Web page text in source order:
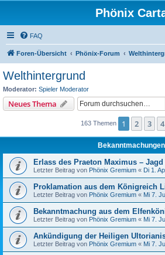
Phönix
FAQ
Foren-Übersicht Phönix-Forum
Welthintergrund
Moderator: Spieler Moderator
Neues Thema
163 Themen 1 2 3 4
Bekanntmachungen
Erlass des Praeton Maximus –
Letzter Beitrag von Phönix Gremium « Di 1.
Proklamation aus dem Königreich
Letzter Beitrag von Phönix Gremium « Mi 7.
Bekanntmachung aus dem
Letzter Beitrag von Phönix Gremium « Mi 7.
Ankündigung der Heiligen
Letzter Beitrag von Phönix Gremium « Mi 7.